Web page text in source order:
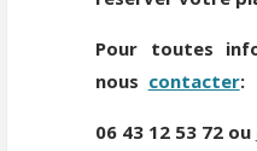
Pour toutes
nous contacter:
06 43 12 53 72 ou